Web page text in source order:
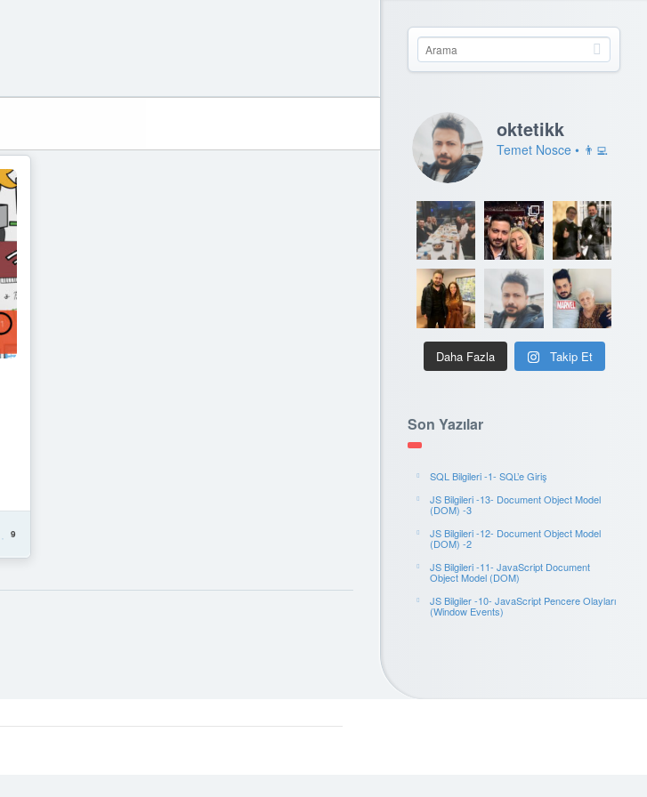
9
oktetikk
Temet Nosce • 👨‍💻
Daha Fazla Takip Et
Son Yazılar
SQL Bilgileri -1- SQL’e Giriş
JS Bilgileri -13- Document Object Model
(DOM) -3
JS Bilgileri -12- Document Object Model
(DOM) -2
JS Bilgileri -11- JavaScript Document
Object Model (DOM)
JS Bilgiler -10- JavaScript Pencere Olayları
(Window Events)